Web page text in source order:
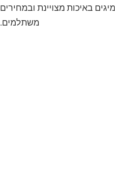
באיכות מצויינת ובמחירים
משתלמים.